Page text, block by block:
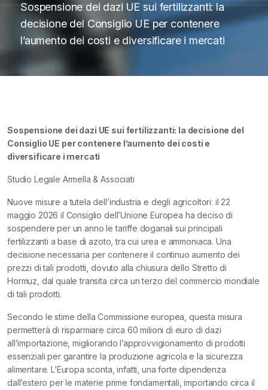
Sospensione dei dazi UE sui fertilizzanti: la
decisione del Consiglio UE per contenere
l’aumento dei costi e diversificare i mercati
Sospensione dei dazi UE sui fertilizzanti: la decisione del
Consiglio UE per contenere l’aumento dei costi e
diversificare i mercati
Studio Legale Armella & Associati
Nuove misure a tutela dell’industria e degli agricoltori: il 22
maggio 2026 il Consiglio dell’Unione Europea ha deciso di
sospendere per un anno le tariffe doganali sui principali
fertilizzanti a base di azoto, tra cui urea e ammoniaca. Una
decisione necessaria per contenere il continuo aumento dei
prezzi di tali prodotti, dovuto alla chiusura dello Stretto di
Hormuz, dal quale transita circa un terzo del commercio mondiale
di tali prodotti.
Secondo le stime della Commissione europea, questa misura
permetterà di risparmiare circa 60 milioni di euro di dazi
all’importazione, migliorando l’approvvigionamento di prodotti
essenziali per garantire la produzione agricola e la sicurezza
alimentare. L’Europa sconta, infatti, una forte dipendenza
dall’estero per le materie prime fondamentali, importando circa il